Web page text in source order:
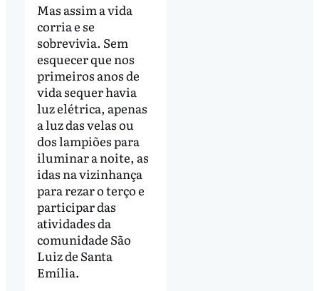
Mas assim a vida
corria e se
sobrevivia. Sem
esquecer que nos
primeiros anos de
vida sequer havia
luz elétrica, apenas
a luz das velas ou
dos lampiões para
iluminar a noite, as
idas na vizinhança
para rezar o terço e
participar das
atividades da
comunidade São
Luiz de Santa
Emília.